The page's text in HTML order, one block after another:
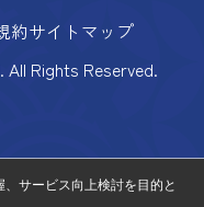
約サイトマップ
Rights Reserved.
サービス向上検討を目的と